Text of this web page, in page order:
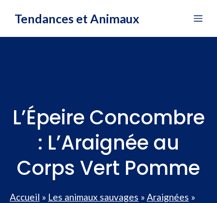
Tendances et Animaux
L’Épeire Concombre
: L’Araignée au
Corps Vert Pomme
Accueil » Les animaux sauvages » Araignées »